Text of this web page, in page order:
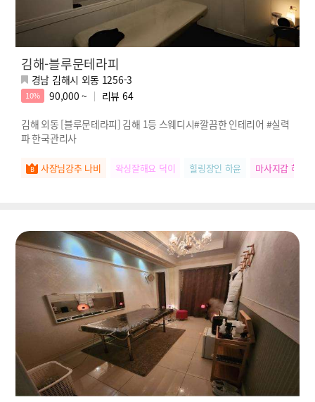
김해-블루문테라피
경남 김해시 외동 1256-3
10% 90,000 ~ 리뷰 64
김해 외동 [블루문테라피] 김해 1등 스웨디시#깔끔한 인테리어 #실력
파 한국관리사
사장님강추 나비 왁싱잘해요 덕이 힐링장인 하윤 마사지갑 혜진